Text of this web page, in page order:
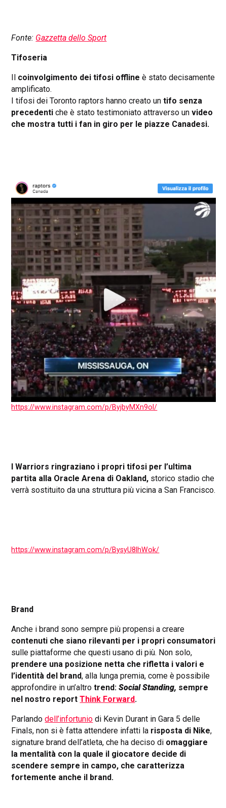
Fonte: Gazzetta dello Sport
Tifoseria
coinvolgimento dei tifosi offline è stato decisamente
amplificato.
I tifosi dei Toronto raptors hanno creato untifo senza
precedenti che è stato testimoniato attraverso unvideo
che mostra tutti i fan in giro per le piazze Canadesi.
https://www.instagram.com/p/ByjbyMXn9oI/
I Warriors ringraziano i propri tifosi per l’ultima
partita alla Oracle Arena di Oakland, storico stadio che
verrà sostituito da una struttura più vicina a San Francisco.
https://www.instagram.com/p/BysyU8IhWok/
Brand
Anche i brand sono sempre più propensi a creare
contenuti che siano rilevanti per i propri consumatori
sulle piattaforme che questi usano di più. Non solo,
prendere una posizione netta che rifletta i valori e
l’identità del brand, alla lunga premia, come è possibile
approfondire in un’altrotrend:Social Standing, sempre
nel nostro reportThink Forward.
Parlandodell’infortunio di Kevin Durant in Gara 5 delle
Finals, non si è fatta attendere infatti la risposta di Nike,
signature brand dell’atleta, che ha deciso di omaggiare
la mentalità con la quale il giocatore decide di
scendere sempre in campo, che caratterizza
fortemente anche il brand.